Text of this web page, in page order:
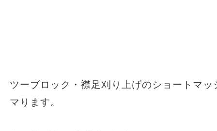
ツーブロック・襟足刈り上げのショートマッ
マります。